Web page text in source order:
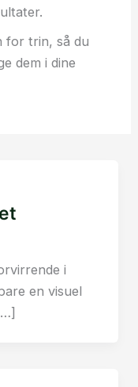
for trin, så du
dem i dine
i
en visuel